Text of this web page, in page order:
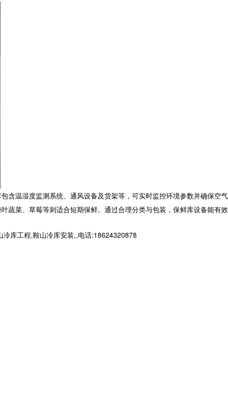
含温湿度监测系统、通风设备及货架等，可实时监控环境参数并确保空气
蔬菜、草莓等则适合短期保鲜。通过合理分类与包装， 保鲜库设备能有效
库工程,鞍山冷库安装,,电话:18624320878